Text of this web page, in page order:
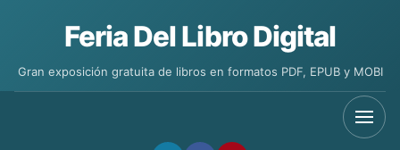
Feria Del Libro Digital
Gran exposición gratuita de libros en formatos PDF, EPUB y MOBI